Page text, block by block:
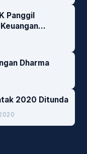
Panggil
Dharma
2020 Ditunda